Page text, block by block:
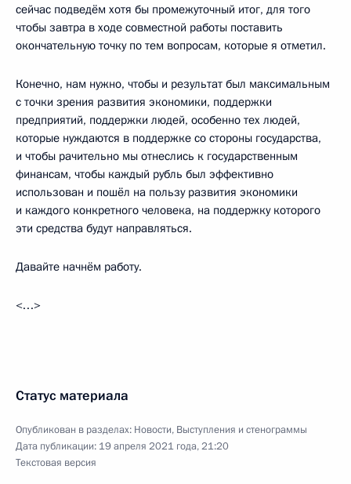
сейчас подведём хотя бы промежуточный итог, для того
чтобы завтра в ходе совместной работы поставить
окончательную точку по тем вопросам, которые я отметил.
Конечно, нам нужно, чтобы и результат был максимальным
с точки зрения развития экономики, поддержки
предприятий, поддержки людей, особенно тех людей,
которые нуждаются в поддержке со стороны государства,
и чтобы рачительно мы отнеслись к государственным
финансам, чтобы каждый рубль был эффективно
использован и пошёл на пользу развития экономики
и каждого конкретного человека, на поддержку которого
эти средства будут направляться.
Давайте начнём работу.
<…>
Статус материала
Опубликован в разделах: Новости, Выступления и стенограммы
Дата публикации: 19 апреля 2021 года, 21:20
Текстовая версия